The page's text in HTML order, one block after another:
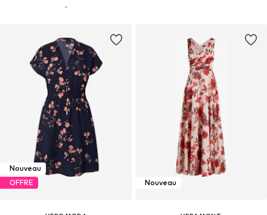
Nouveau
OFFRE
Nouveau